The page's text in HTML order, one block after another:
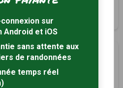
(76)
sur
Android et iOS
sans attente aux
de randonnées
temps réel